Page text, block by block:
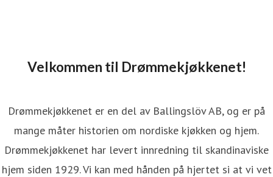
Velkommen til Drømmekjøkkenet!
Drømmekjøkkenet er en del av Ballingslöv AB, og er på
mange måter historien om nordiske kjøkken og hjem.
Drømmekjøkkenet har levert innredning til skandinaviske
hjem siden 1929. Vi kan med hånden på hjertet si at vi vet